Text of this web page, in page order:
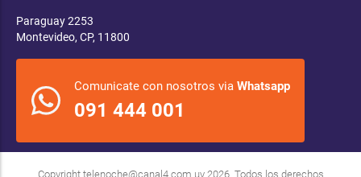
Paraguay 2253
Montevideo, CP, 11800
Comunicate con nosotros via Whatsapp
091 444 001
Copyright telenoche@canal4.com.uy2026. Todos los derechos